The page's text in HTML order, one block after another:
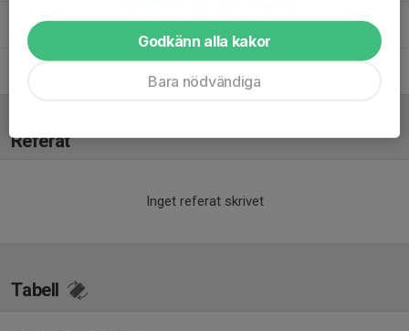
Martin ÖstlundLagledare/Kassör
Referat
Inget referat skrivet
Tabell
Godkänn alla kakor
Bara nödvändiga